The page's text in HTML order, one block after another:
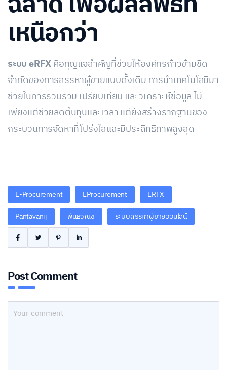
เหนือกว่า
ระบบ eRFXคือกุญแจสำคัญที่ช่วยให้องค์กรก้าวข้ามขีด
จำกัดของการสรรหาผู้ขายแบบดั้งเดิม การนำเทคโนโลยีมา
ช่วยในการรวบรวม เปรียบเทียบ และวิเคราะห์ข้อมูล ไม่
เพียงแต่ช่วยลดต้นทุนและเวลา แต่ยังสร้างรากฐานของ
กระบวนการจัดหาที่โปร่งใสและมีประสิทธิภาพสูงสุด
E-Procurement EProcurement
ERFX
Pantavanij
พันธวณิช ระบบสรรหาผู้ขายออนไลน์
Post Comment